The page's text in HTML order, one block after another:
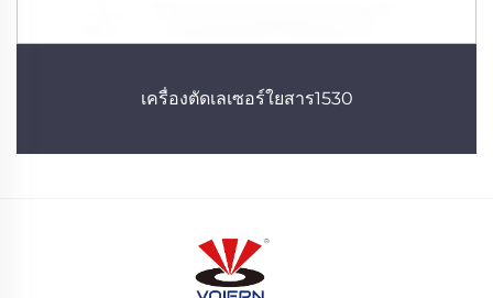
เครื่องตัดเลเซอร์ใยสาร1530